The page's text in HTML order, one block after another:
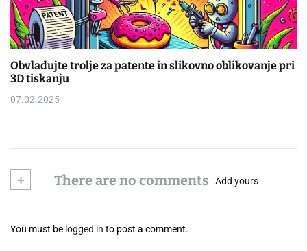
Obvladujte trolje za patente in slikovno oblikovanje pri
3D tiskanju
07.02.2025
+ There are no comments Add yours
You must be logged in to post a comment.